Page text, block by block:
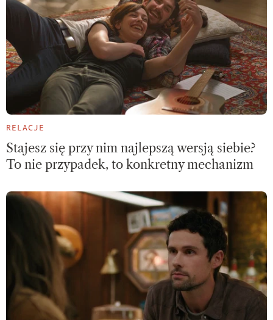
RELACJE
Stajesz się przy nim najlepszą wersją siebie?
To nie przypadek, to konkretny mechanizm